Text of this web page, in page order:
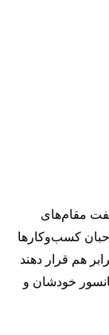
گفت مقام‌های
کسب‌وکارها
هم قرار دهند
خودشان و